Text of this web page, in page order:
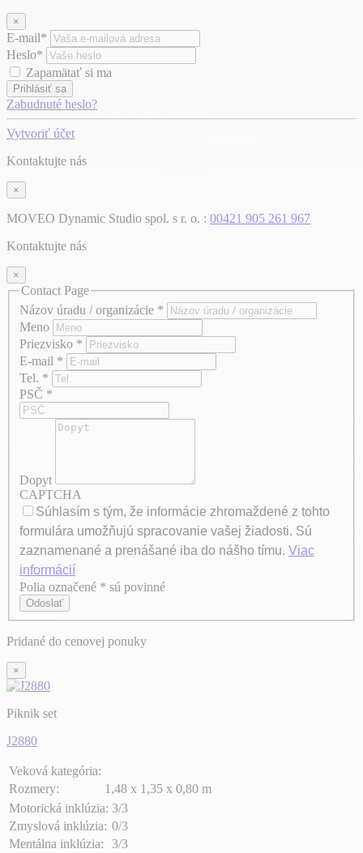
×
E-mail*
Heslo*
Zapamätať si ma
Prihlásiť sa
Zabudnuté heslo?
Vytvoriť účet
Kontaktujte nás
×
MOVEO Dynamic Studio spol. s r. o. : 00421 905 261 967
Kontaktujte nás
×
Contact Page
Názov úradu / organizácie *
Meno
Priezvisko *
E-mail *
Tel. *
PSČ *
Dopyt
CAPTCHA
Súhlasím s tým, že informácie zhromaždené z tohto
formulára umožňujú spracovanie vašej žiadosti. Sú
zaznamenané a prenášané iba do nášho tímu. Viac
informácií
Axeptio consent
Polia označené * sú povinné
Odoslať
Pridané do cenovej ponuky
×
Piknik set
J2880
Veková kategória:
Rozmery:
1,48 x 1,35 x 0,80 m
Motorická inklúzia: 3/3
Zmyslová inklúzia: 0/3
Mentálna inklúzia:
3/3